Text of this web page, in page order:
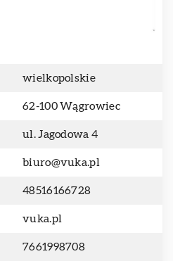
wielkopolskie
62-100 Wągrowiec
ul. Jagodowa 4
biuro@vuka.pl
48516166728
vuka.pl
7661998708